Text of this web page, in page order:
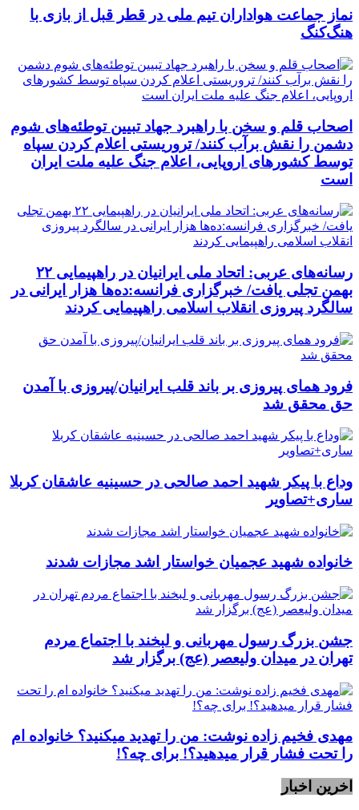
نماز جماعت هواداران تیم ملی در قطر قبل از بازی با
هنگ‌کنگ
اصحاب قلم و سخن با راهبرد جهاد تبیین توطئه‌های شوم
دشمن را نقش برآب کنند/ تروریستی اعلام کردن سپاه
توسط کشورهای اروپایی، اعلام جنگ علیه ملت ایران
است
رسانه‌های عربی: اتحاد ملی ایرانیان در راهپیمایی ۲۲
بهمن تجلی یافت/ خبرگزاری فرانسه:ده‌ها هزار ایرانی در
سالگرد پیروزی انقلاب اسلامی راهپیمایی کردند
فرود همای پیروزی بر باند قلب ایرانیان/پیروزی با آمدن
حق محقق شد
وداع با پیکر شهید احمد صالحی‌ در حسینیه عاشقان کربلا
ساری+تصاویر
خانواده شهید عجمیان خواستار اشد مجازات شدند
جشن بزرگ رسول مهربانی و لبخند با اجتماع مردم
تهران در میدان ولیعصر (عج) برگزار شد
مهدی فخیم زاده نوشت: من را تهدید میکنید؟ خانواده ام
را‌ تحت فشار قرار میدهید؟! برای چه؟!
اخرین اخبار